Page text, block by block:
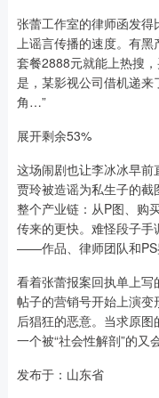
张蕾工作室的律师函发
上谣言传播的速度。有黑
套餐2888元就能上热搜
是，某影视公司借机递来
角…”
展开剩余53%
这场闹剧也让李冰冰早前
贾玲被造谣为私生子的
整个产业链：从P图、购
传来的更快。难怪段子手
——作品、律师团队和PS
看着张蕾报案回执单上写
帖子的营销号开始上演
后猖狂的恶意。当求原
一个被“社会性解剖”的又
发布于：山东省